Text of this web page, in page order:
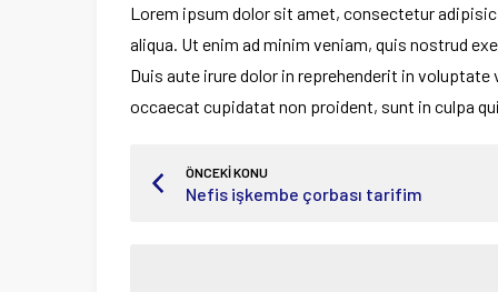
Lorem ipsum dolor sit amet, consectetur
aliqua. Ut enim ad minim veniam, quis nostrud
Duis aute irure dolor in reprehenderit in
occaecat cupidatat non proident, sunt in culpa
ÖNCEKİ KONU
Nefis işkembe çorbası tarifim